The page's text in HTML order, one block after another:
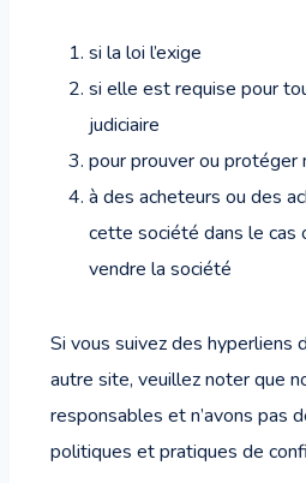
si la loi l’exige
si elle est requise pour
judiciaire
pour prouver ou protéger
à des acheteurs ou des
cette société dans le cas
vendre la société
Si vous suivez des hyperliens
autre site, veuillez noter que
responsables et n’avons pas
politiques et pratiques de